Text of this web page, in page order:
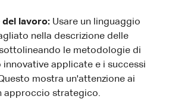
del lavoro: Usare un linguaggio
nella descrizione delle
le metodologie di
innovative applicate e i successi
mostra un'attenzione ai
approccio strategico.